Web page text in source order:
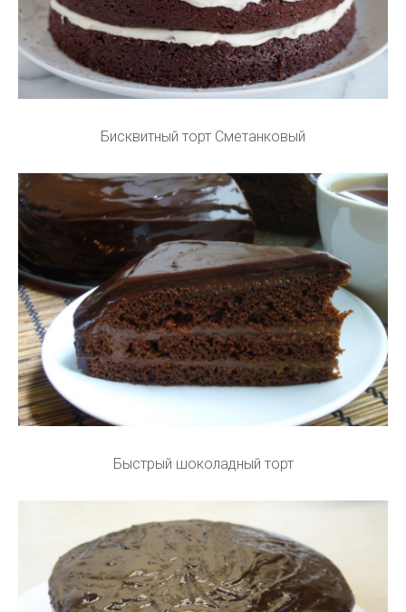
Бисквитный торт Сметанковый
Быстрый шоколадный торт